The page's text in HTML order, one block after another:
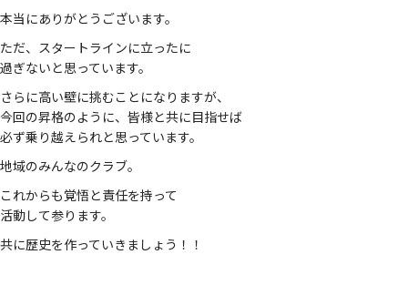
本当にありがとうございます。
ただ、スタートラインに立ったに
過ぎないと思っています。
さらに高い壁に挑むことになりますが、
今回の昇格のように、皆様と共に目指せば
必ず乗り越えられと思っています。
地域のみんなのクラブ。
これからも覚悟と責任を持って
活動して参ります。
共に歴史を作っていきましょう！！